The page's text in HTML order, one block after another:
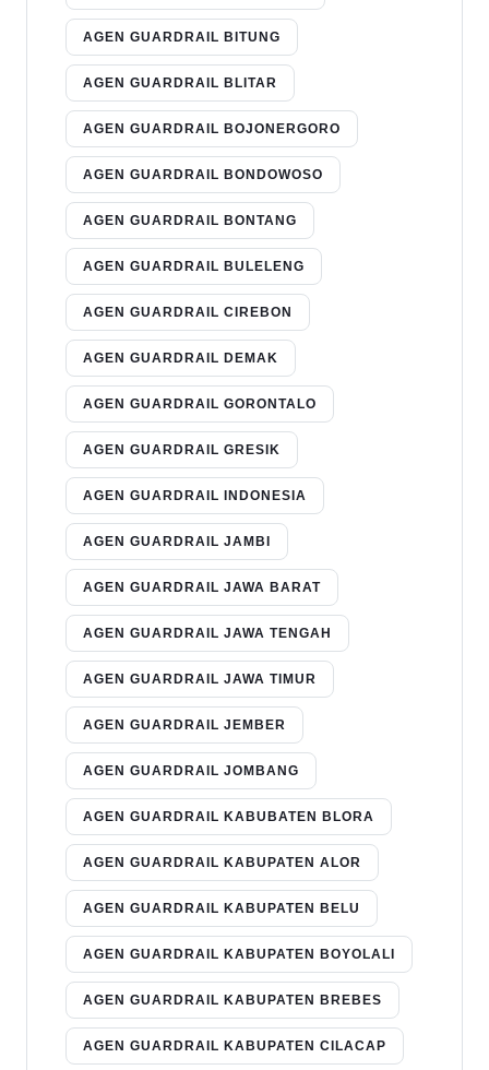
AGEN GUARDRAIL BITUNG
AGEN GUARDRAIL BLITAR
AGEN GUARDRAIL BOJONERGORO
AGEN GUARDRAIL BONDOWOSO
AGEN GUARDRAIL BONTANG
AGEN GUARDRAIL BULELENG
AGEN GUARDRAIL CIREBON
AGEN GUARDRAIL DEMAK
AGEN GUARDRAIL GORONTALO
AGEN GUARDRAIL GRESIK
AGEN GUARDRAIL INDONESIA
AGEN GUARDRAIL JAMBI
AGEN GUARDRAIL JAWA BARAT
AGEN GUARDRAIL JAWA TENGAH
AGEN GUARDRAIL JAWA TIMUR
AGEN GUARDRAIL JEMBER
AGEN GUARDRAIL JOMBANG
AGEN GUARDRAIL KABUBATEN BLORA
AGEN GUARDRAIL KABUPATEN ALOR
AGEN GUARDRAIL KABUPATEN BELU
AGEN GUARDRAIL KABUPATEN BOYOLALI
AGEN GUARDRAIL KABUPATEN BREBES
AGEN GUARDRAIL KABUPATEN CILACAP